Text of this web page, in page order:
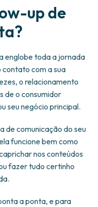
up de
englobe toda a jornada
com a sua
o relacionamento
de o consumidor
seu negócio principal.
de comunicação do seu
funcione bem como
nos conteúdos
fazer tudo certinho
a ponta, e para